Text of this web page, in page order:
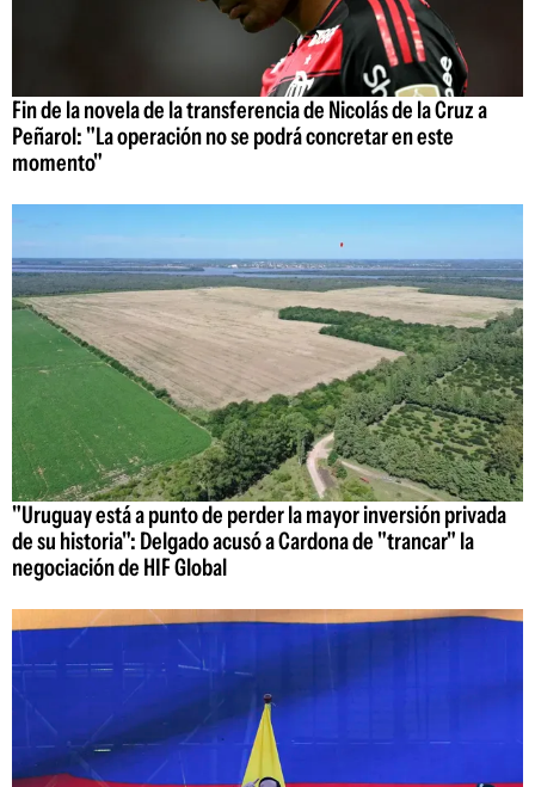
Fin de la novela de la transferencia de Nicolás de la Cruz a
Peñarol: "La operación no se podrá concretar en este
momento"
"Uruguay está a punto de perder la mayor inversión privada
de su historia": Delgado acusó a Cardona de "trancar" la
negociación de HIF Global